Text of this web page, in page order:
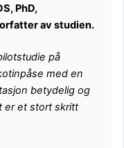
PhD,
av studien.
på
med en
betydelig og
er et stort skritt